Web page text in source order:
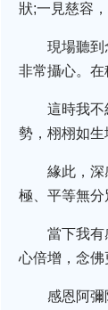
狀;一見慈容
現場聽到
非常攝心。在
這時我不
勢，栩栩如生
緣此，深
極、平等無分
當下我有
心倍增，念佛
感恩阿彌